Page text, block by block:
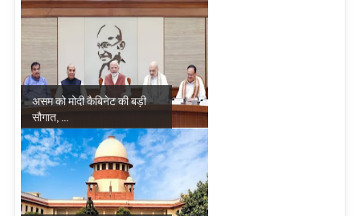
असम को मोदी कैबिनेट की बड़ी
सौगात, ...